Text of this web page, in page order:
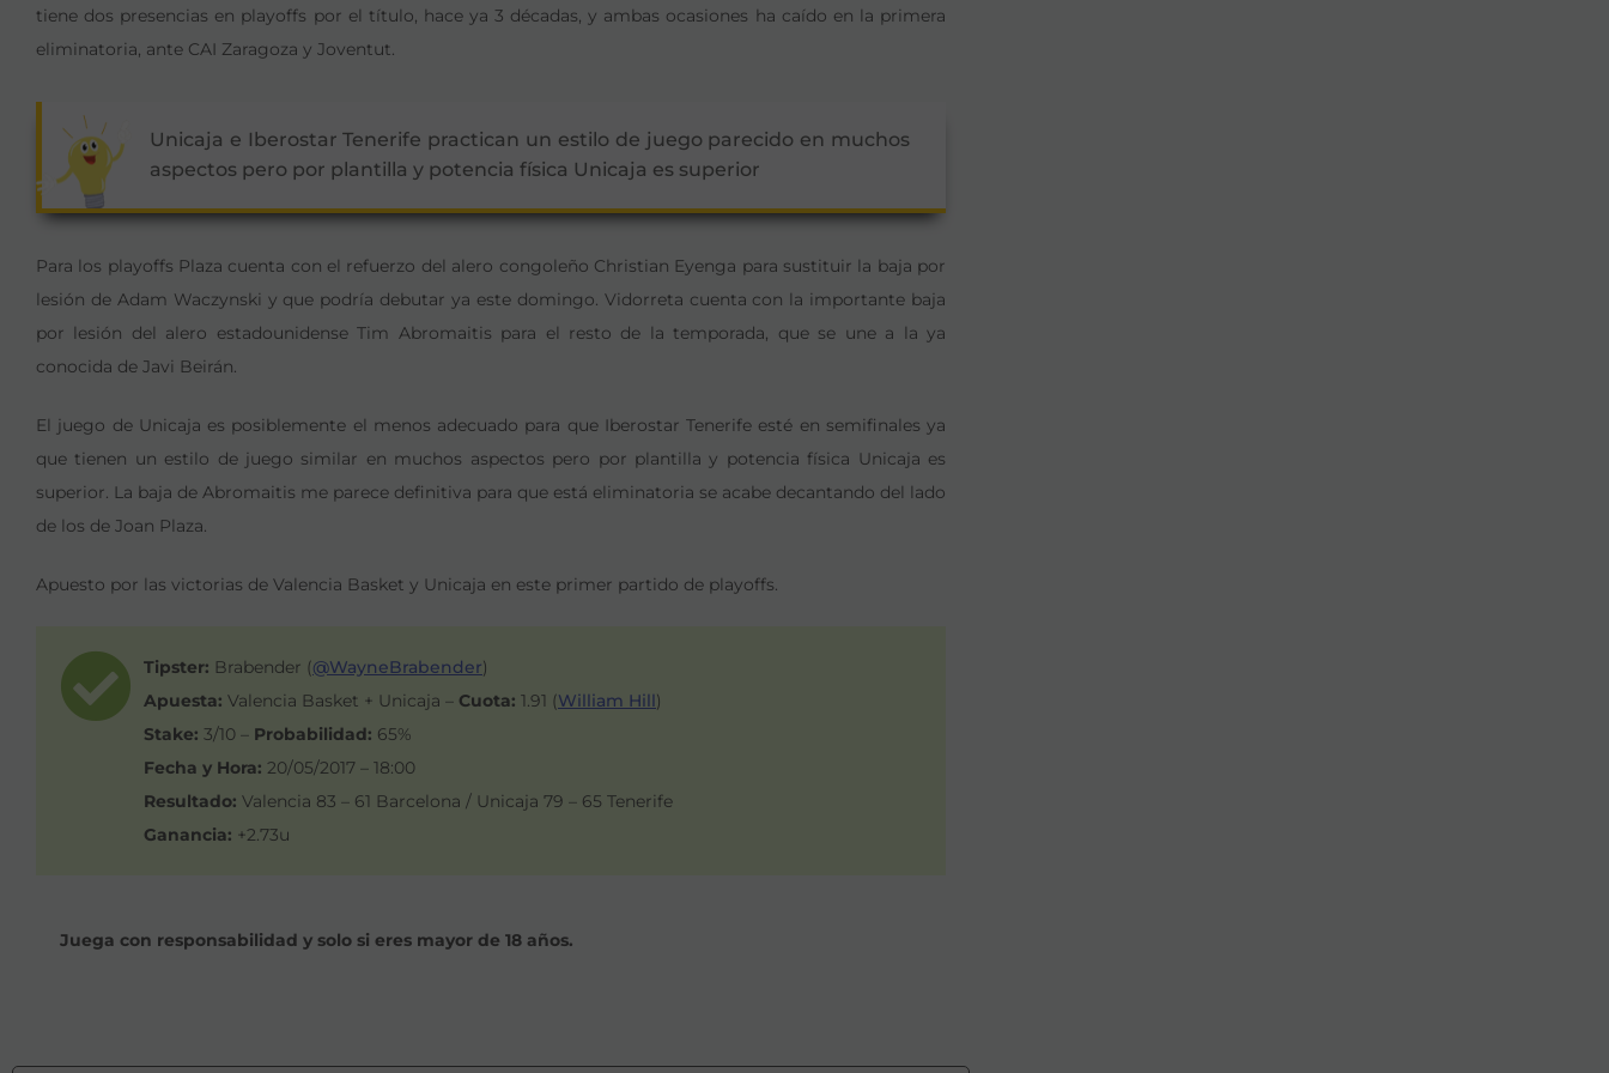
tiene dos presencias en playoffs por el título, hace ya 3 décadas, y ambas ocasiones ha caído en la primera
eliminatoria, ante CAI Zaragoza y Joventut.
Unicaja e Iberostar Tenerife practican un estilo de juego parecido en muchos
aspectos pero por plantilla y potencia física Unicaja es superior
Para los playoffs Plaza cuenta con el refuerzo del alero congoleño Christian Eyenga para sustituir la baja por
lesión de Adam Waczynski y que podría debutar ya este domingo. Vidorreta cuenta con la importante baja
por lesión del alero estadounidense Tim Abromaitis para el resto de la temporada, que se une a la ya
conocida de Javi Beirán.
El juego de Unicaja es posiblemente el menos adecuado para que Iberostar Tenerife esté en semifinales ya
que tienen un estilo de juego similar en muchos aspectos pero por plantilla y potencia física Unicaja es
superior. La baja de Abromaitis me parece definitiva para que está eliminatoria se acabe decantando del lado
de los de Joan Plaza.
Apuesto por las victorias de Valencia Basket y Unicaja en este primer partido de playoffs.
Tipster: Brabender (@WayneBrabender)
Apuesta: Valencia Basket + Unicaja – Cuota: 1.91 (William Hill)
Stake: 3/10 – Probabilidad: 65%
Fecha y Hora: 20/05/2017 – 18:00
Resultado: Valencia 83 – 61 Barcelona / Unicaja 79 – 65 Tenerife
Ganancia: +2.73u
Juega con responsabilidad y solo si eres mayor de 18 años.